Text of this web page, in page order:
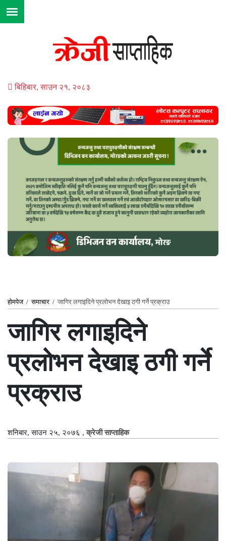
बिहिबार, साउन २१, २०८३
होमपेज/समाचार / जागिर लगाइदिने प्रलोभन देखाइ ठगी गर्ने प्रक्राउ
जागिर लगाइदिने
प्रलोभन देखाइ ठगी गर्ने
प्रक्राउ
शनिबार, साउन २५, २०७६ ,क्रेजी साप्ताहिक